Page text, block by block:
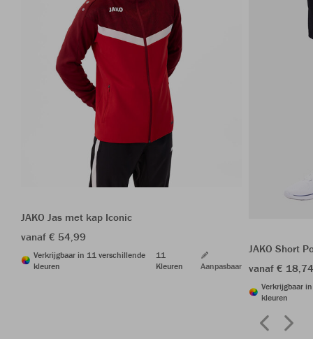
JAKO Jas met kap Iconic
vanaf € 54,99
Verkrijgbaar in 11 verschillende
kleuren
11
Kleuren
Aanpasbaar
JAKO Short
vanaf €
Verkrijgbaar
kleuren